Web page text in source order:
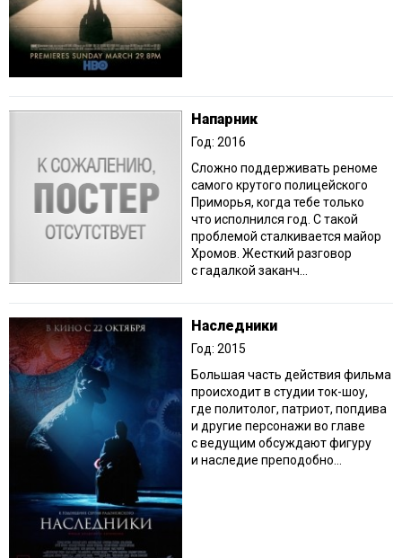
Напарник
Год: 2016
Сложно поддерживать реноме
самого крутого полицейского
Приморья, когда тебе только
что исполнился год. С такой
проблемой сталкивается майор
Хромов. Жесткий разговор
с гадалкой заканч...
Наследники
Год: 2015
Большая часть действия фильма
происходит в студии ток-шоу,
где политолог, патриот, попдива
и другие персонажи во главе
с ведущим обсуждают фигуру
и наследие преподобно...